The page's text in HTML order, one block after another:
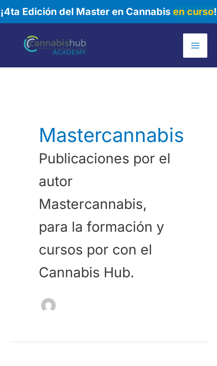
¡4ta Edición del Master en Cannabis en curso!
Mastercannabis
Publicaciones por el
autor
Mastercannabis,
para la formación y
cursos por con el
Cannabis Hub.